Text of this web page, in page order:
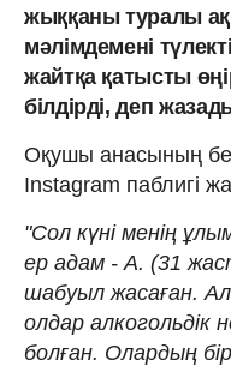
жыққаны туралы
мәлімдемені
жайтқа қатысты
білдірді, деп
Оқушы анасының
Instagram паблигі
"Сол күні менің
ер адам - А. (31
шабуыл жасаған.
олдар алкогольдік
болған. Олардың